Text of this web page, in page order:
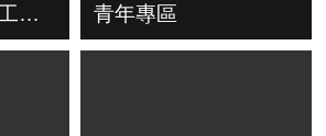
因應美國關稅勞工局協助方案 青年專區